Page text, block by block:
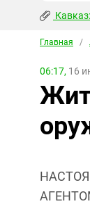
Главная /
06:17, 16